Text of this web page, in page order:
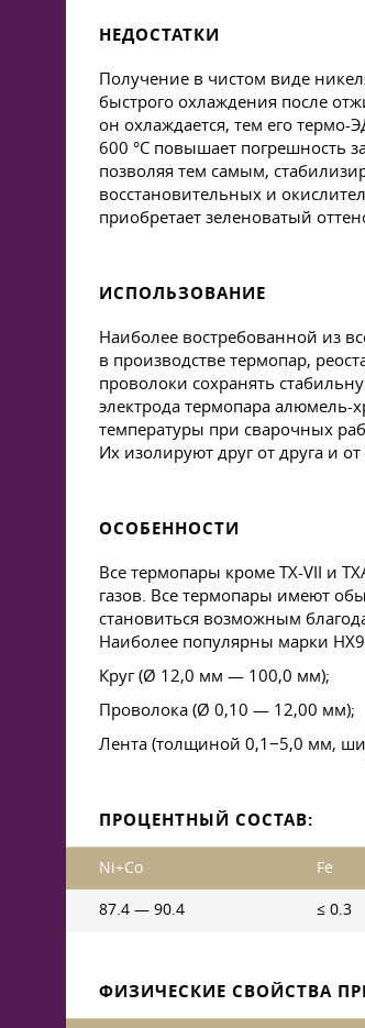
НЕДОСТАТКИ
Получение в чистом виде
быстрого охлаждения после
он охлаждается, тем его
600 °C повышает погрешность
позволяя тем самым,
восстановительных и
приобретает зеленоватый
ИСПОЛЬЗОВАНИЕ
Наиболее востребованной из
в производстве термопар,
проволоки сохранять
электрода термопара алюмель-
температуры при сварочных
Их изолируют друг от друга и
ОСОБЕННОСТИ
Все термопары кроме ТХ-VII и
газов. Все термопары имеют
становиться возможным
Наиболее популярны марки
Круг (Ø 12,0 мм — 100,0 мм);
Проволока (Ø 0,10 — 12,00 мм);
Лента (толщиной 0,1−5,0 мм,
ПРОЦЕНТНЫЙ СОСТАВ:
Ni+Co Fe
87.4 — 90.4 ≤ 0.3
ФИЗИЧЕСКИЕ СВОЙСТВА